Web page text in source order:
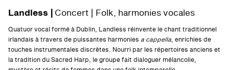
Landless |Concert | Folk, harmonies vocales
Quatuor vocal formé à Dublin, Landless réinvente le chant traditionnel
irlandais à travers de puissantes harmonies a cappella, enrichies de
touches instrumentales discrètes. Nourri par les répertoires anciens et
la tradition du Sacred Harp, le groupe fait dialoguer mélancolie,